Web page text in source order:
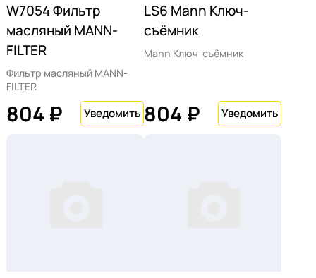
W7054 Фильтр
масляный MANN-
FILTER
Фильтр масляный MANN-
FILTER
804 ₽
LS6 Mann Ключ-
съёмник
Mann Ключ-съёмник
804 ₽